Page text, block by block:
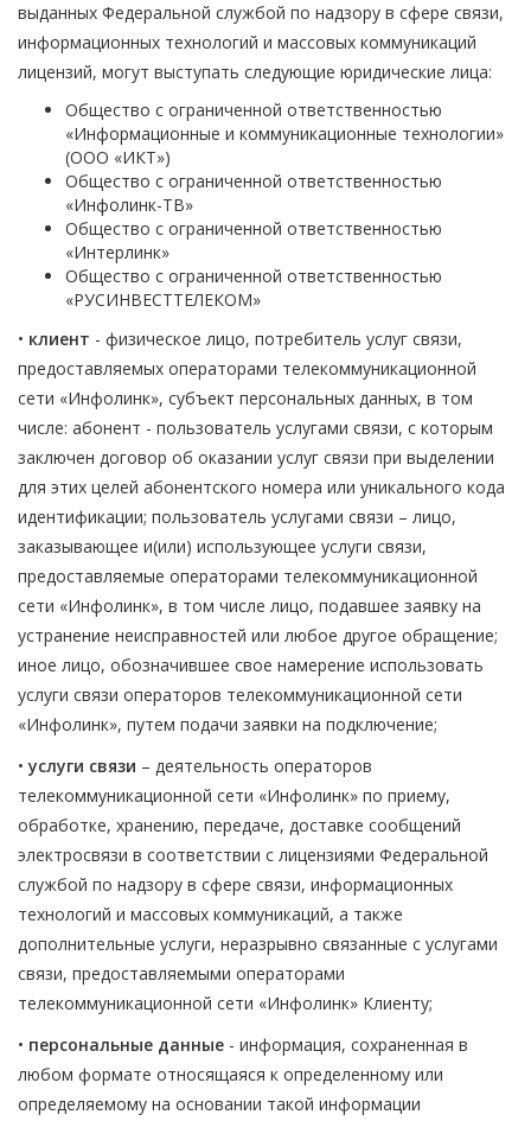
выданных Федеральной службой по надзору в сфере связи,
информационных технологий и массовых коммуникаций
лицензий, могут выступать следующие юридические лица:
Общество с ограниченной ответственностью
«Информационные и коммуникационные технологии»
(ООО «ИКТ»)
Общество с ограниченной ответственностью
«Инфолинк-ТВ»
Общество с ограниченной ответственностью
«Интерлинк»
Общество с ограниченной ответственностью
«РУСИНВЕСТТЕЛЕКОМ»
• клиент - физическое лицо, потребитель услуг связи,
предоставляемых операторами телекоммуникационной
сети «Инфолинк», субъект персональных данных, в том
числе: абонент - пользователь услугами связи, с которым
заключен договор об оказании услуг связи при выделении
для этих целей абонентского номера или уникального кода
идентификации; пользователь услугами связи – лицо,
заказывающее и(или) использующее услуги связи,
предоставляемые операторами телекоммуникационной
сети «Инфолинк», в том числе лицо, подавшее заявку на
устранение неисправностей или любое другое обращение;
иное лицо, обозначившее свое намерение использовать
услуги связи операторов телекоммуникационной сети
«Инфолинк», путем подачи заявки на подключение;
•услуги связи – деятельность операторов
телекоммуникационной сети «Инфолинк» по приему,
обработке, хранению, передаче, доставке сообщений
электросвязи в соответствии с лицензиями Федеральной
службой по надзору в сфере связи, информационных
технологий и массовых коммуникаций, а также
дополнительные услуги, неразрывно связанные с услугами
связи, предоставляемыми операторами
телекоммуникационной сети «Инфолинк» Клиенту;
• персональные данные - информация, сохраненная в
любом формате относящаяся к определенному или
определяемому на основании такой информации